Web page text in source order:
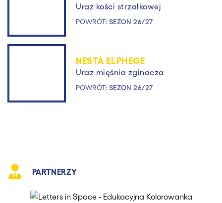
Uraz kości strzałkowej
POWRÓT: SEZON 26/27
NESTA ELPHEGE
Uraz mięśnia zginacza
POWRÓT: SEZON 26/27
PARTNERZY